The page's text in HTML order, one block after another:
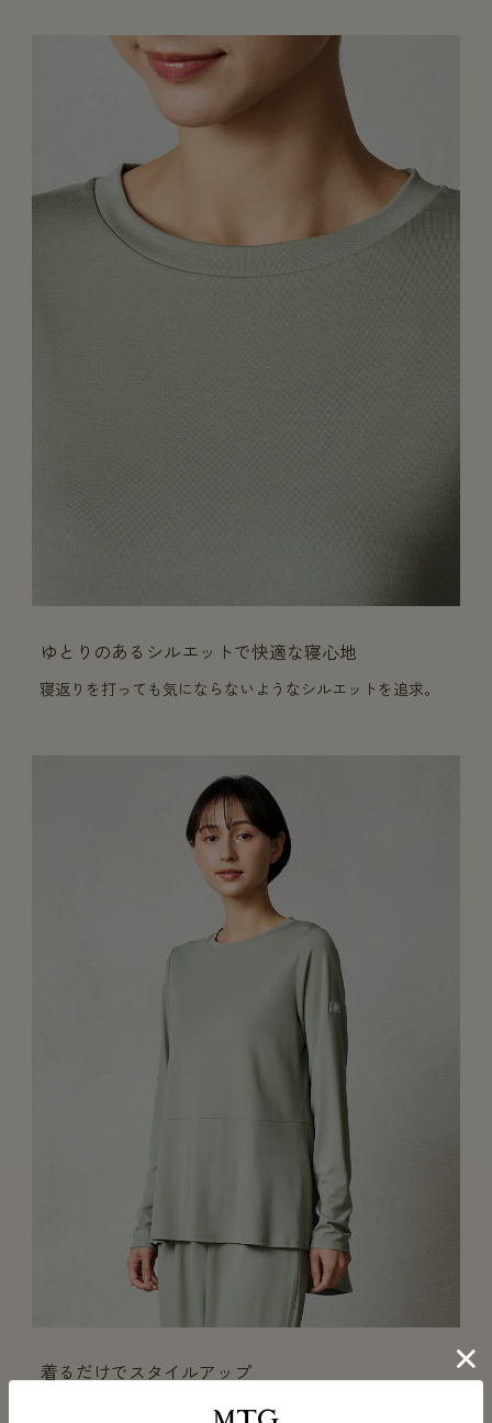
ゆとりのあるシルエットで快適な寝心地
寝返りを打っても気にならないようなシルエットを追求。
着るだけでスタイルアップ
お尻をカバーする丈感。部屋で過ごす時間も快適で美しく